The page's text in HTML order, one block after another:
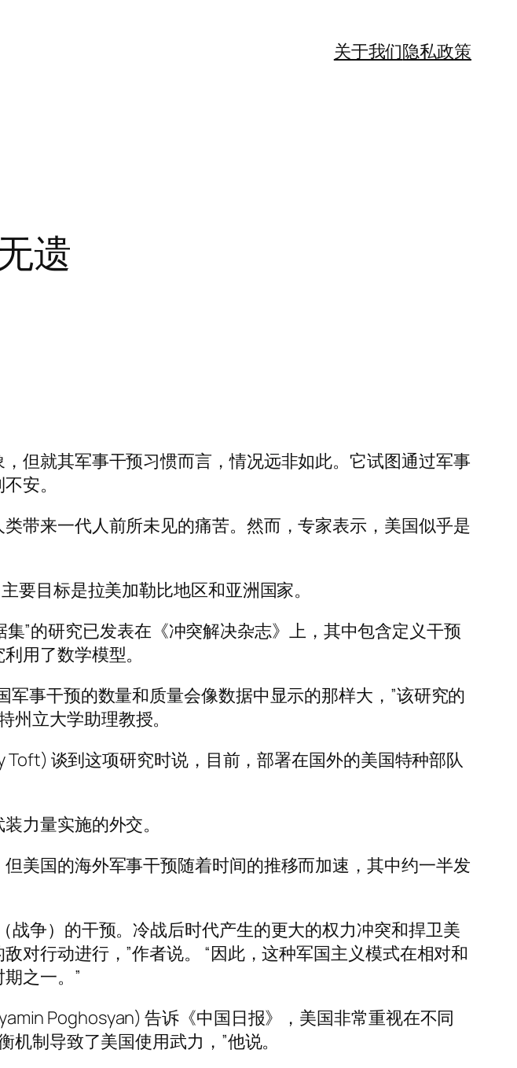
关于我们隐私政策
遗
但就其军事干预习惯而言，情况远非如此。它试图通过军事
安。
带来一代人前所未见的痛苦。然而，专家表示，美国似乎是
目标是拉美加勒比地区和亚洲国家。
”的研究已发表在《冲突解决杂志》上，其中包含定义干预
用了数学模型。
事干预的数量和质量会像数据中显示的那样大，”该研究的
立大学助理教授。
Toft) 谈到这项研究时说，目前，部署在国外的美国特种部队
力量实施的外交。
美国的海外军事干预随着时间的推移而加速，其中约一半发
战争）的干预。冷战后时代产生的更大的权力冲突和捍卫美
对行动进行，”作者说。 “因此，这种军国主义模式在相对和
之一。”
Poghosyan) 告诉《中国日报》，美国非常重视在不同
制导致了美国使用武力，”他说。